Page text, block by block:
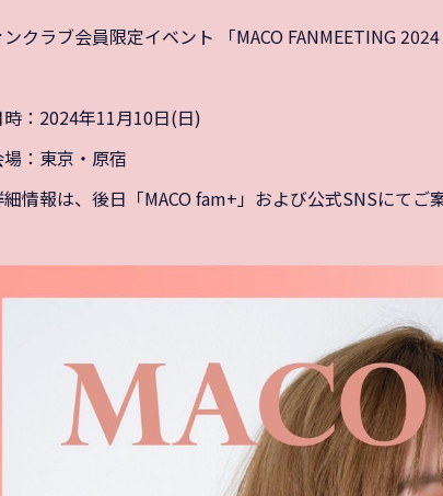
ンクラブ会員限定イベント 「MACO FANMEETING
時：2024年11月10日(日)
場：東京・原宿
情報は、後日「MACO fam+」および公式SNSにてご案